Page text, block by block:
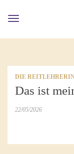
Toggle
DIE
Das ist
22/05/2026